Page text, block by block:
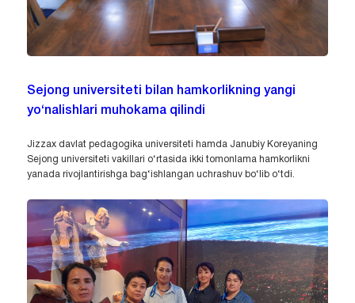
Sejong universiteti bilan hamkorlikning yangi
yo‘nalishlari muhokama qilindi
Jizzax davlat pedagogika universiteti hamda Janubiy Koreyaning
Sejong universiteti vakillari o‘rtasida ikki tomonlama hamkorlikni
yanada rivojlantirishga bag‘ishlangan uchrashuv bo‘lib o‘tdi.